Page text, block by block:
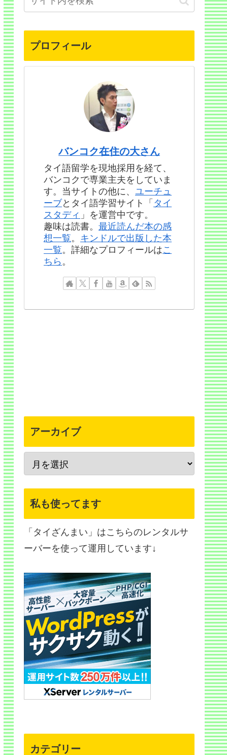
プロフィール
バンコク在住の大さん
タイ語留学を現地採用を経て、
バンコクで専業主夫をしていま
す。当サイトの他に、 ユーチュ
ーブ とタイ語学習サイト「 タイ
スタディ 」を運営中です。
趣味は読書。 最近読んだ本の感
想一覧。 キンドルで出版した本
一覧。詳細なプロフィールはこ
ちら 。
アーカイブ
私も使ってます
「タイざんまい」はこちらのレンタルサ
ーバーを使って運用しています↓
カテゴリー